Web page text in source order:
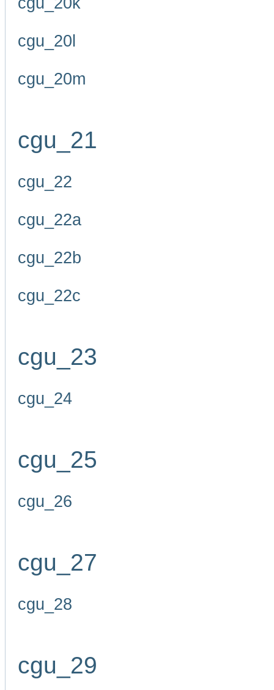
cgu_20l
cgu_20m
cgu_21
cgu_22
cgu_22a
cgu_22b
cgu_22c
cgu_23
cgu_24
cgu_25
cgu_26
cgu_27
cgu_28
cgu_29